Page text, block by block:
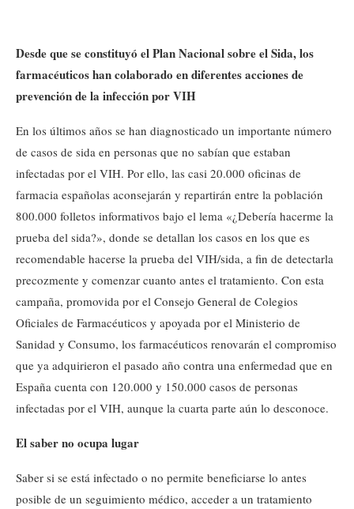
Desde que se constituyó el Plan Nacional sobre el Sida, los
farmacéuticos han colaborado en diferentes acciones de
prevención de la infección por VIH
En los últimos años se han diagnosticado un importante número
de casos de sida en personas que no sabían que estaban
infectadas por el VIH. Por ello, las casi 20.000 oficinas de
farmacia españolas aconsejarán y repartirán entre la población
800.000 folletos informativos bajo el lema «¿Debería hacerme la
prueba del sida?», donde se detallan los casos en los que es
recomendable hacerse la prueba del VIH/sida, a fin de detectarla
precozmente y comenzar cuanto antes el tratamiento. Con esta
campaña, promovida por el Consejo General de Colegios
Oficiales de Farmacéuticos y apoyada por el Ministerio de
Sanidad y Consumo, los farmacéuticos renovarán el compromiso
que ya adquirieron el pasado año contra una enfermedad que en
España cuenta con 120.000 y 150.000 casos de personas
infectadas por el VIH, aunque la cuarta parte aún lo desconoce.
El saber no ocupa lugar
Saber si se está infectado o no permite beneficiarse lo antes
posible de un seguimiento médico, acceder a un tratamiento